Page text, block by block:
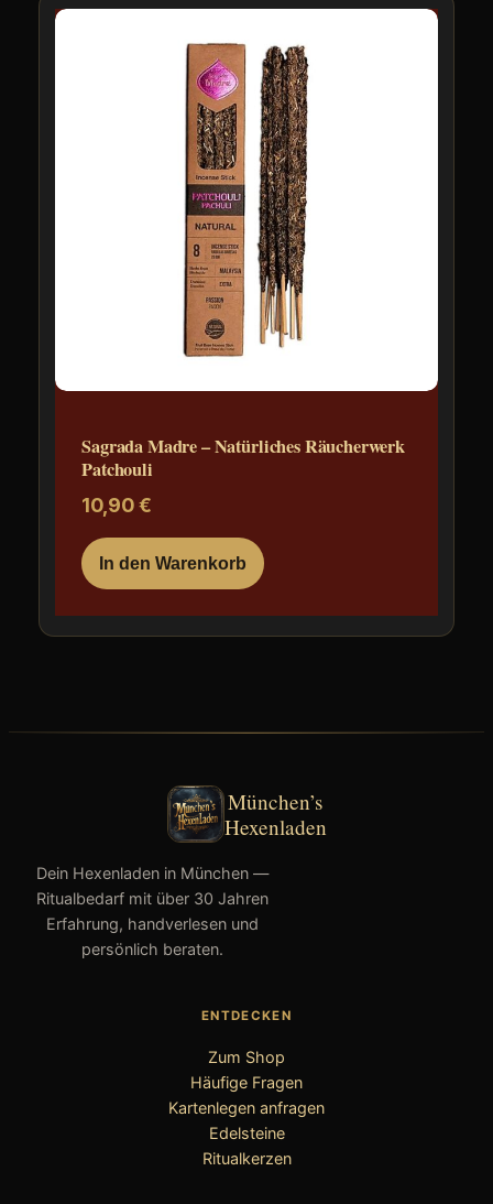
Sagrada Madre – Natürliches Räucherwerk
Patchouli
10,90€
In den Warenkorb
München’s
Hexenladen
Dein Hexenladen in München —
Ritualbedarf mit über 30 Jahren
Erfahrung, handverlesen und
persönlich beraten.
ENTDECKEN
Zum Shop
Häufige Fragen
Kartenlegen anfragen
Edelsteine
Ritualkerzen